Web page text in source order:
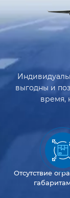
выгодны и
время,
Отсутствие